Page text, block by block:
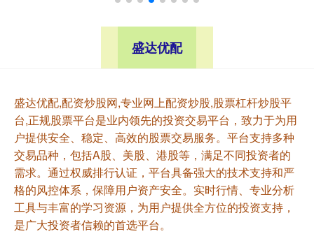
盛达优配
盛达优配,配资炒股网,专业网上配资炒股,股票杠杆炒股平
台,正规股票平台是业内领先的投资交易平台，致力于为用
户提供安全、稳定、高效的股票交易服务。平台支持多种
交易品种，包括A股、美股、港股等，满足不同投资者的
需求。通过权威排行认证，平台具备强大的技术支持和严
格的风控体系，保障用户资产安全。实时行情、专业分析
工具与丰富的学习资源，为用户提供全方位的投资支持，
是广大投资者信赖的首选平台。